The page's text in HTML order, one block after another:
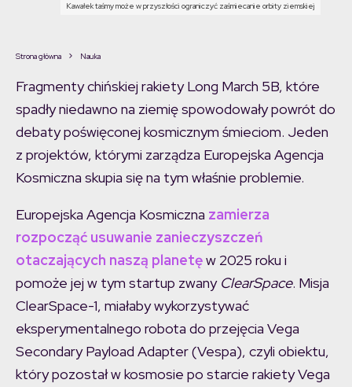
Kawałek taśmy może w przyszłości ograniczyć zaśmiecanie orbity ziemskiej
Strona główna Nauka
Fragmenty chińskiej rakiety Long March 5B, które
spadły niedawno na ziemię spowodowały powrót do
debaty poświęconej kosmicznym śmieciom. Jeden
z projektów, którymi zarządza Europejska Agencja
Kosmiczna skupia się na tym właśnie problemie.
Europejska Agencja Kosmiczna zamierza
rozpocząć usuwanie zanieczyszczeń
otaczających naszą planetęw 2025 roku i
pomoże jej w tym startup zwany ClearSpace. Misja
ClearSpace-1, miałaby wykorzystywać
eksperymentalnego robota do przejęcia Vega
Secondary Payload Adapter (Vespa), czyli obiektu,
który pozostał w kosmosie po starcie rakiety Vega